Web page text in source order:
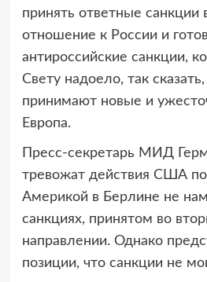
принять ответные
отношение к России и
антироссийские санкции,
Свету надоело, так
принимают новые и
Европа.
Пресс-секретарь МИД
тревожат действия США по
Америкой в Берлине не
санкциях, принятом во
направлении. Однако
позиции, что санкции не